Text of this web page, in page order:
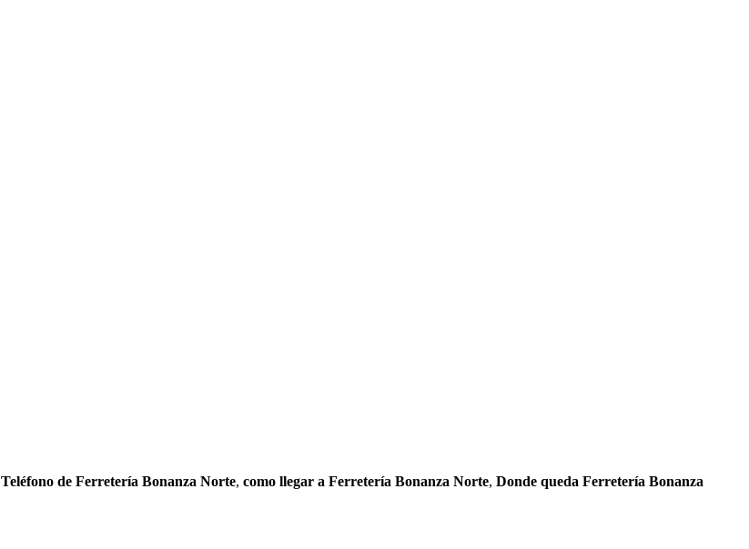
Teléfono de Ferretería Bonanza Norte, como llegar a Ferretería Bonanza Norte, Donde queda Ferretería Bonanza